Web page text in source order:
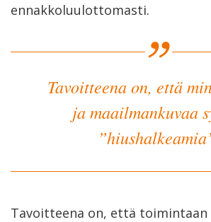
ennakkoluulottomasti.
Tavoitteena on, että
ja maailmankuvaa
Tavoitteena on, että